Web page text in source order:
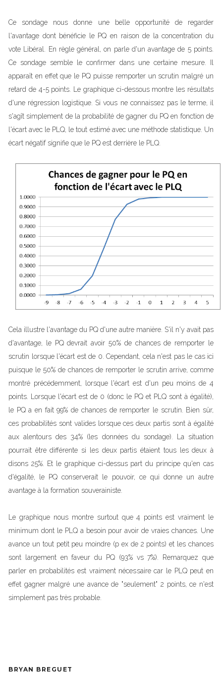
Ce sondage nous donne une belle opportunité de regarder
l'avantage dont bénéficie le PQ en raison de la concentration du
vote Libéral. En règle général, on parle d'un avantage de 5 points.
Ce sondage semble le confirmer dans une certaine mesure. Il
apparaît en effet que le PQ puisse remporter un scrutin malgré un
retard de 4-5 points. Le graphique ci-dessous montre les résultats
d'une régression logistique. Si vous ne connaissez pas le terme, il
s'agît simplement de la probabilité de gagner du PQ en fonction de
l'écart avec le PLQ, le tout estimé avec une méthode statistique. Un
écart négatif signifie que le PQ est derrière le PLQ.
Cela illustre l'avantage du PQ d'une autre manière. S'il n'y avait pas
d'avantage, le PQ devrait avoir 50% de chances de remporter le
scrutin lorsque l'écart est de 0. Cependant, cela n'est pas le cas ici
puisque le 50% de chances de remporter le scrutin arrive, comme
montré précédemment, lorsque l'écart est d'un peu moins de 4
points. Lorsque l'écart est de 0 (donc le PQ et PLQ sont à égalité),
le PQ a en fait 99% de chances de remporter le scrutin. Bien sûr,
ces probabilités sont valides lorsque ces deux partis sont à égalité
aux alentours des 34% (les données du sondage). La situation
pourrait être différente si les deux partis étaient tous les deux à
disons 25%. Et le graphique ci-dessus part du principe qu'en cas
d'égalité, le PQ conserverait le pouvoir, ce qui donne un autre
avantage à la formation souverainiste.
Le graphique nous montre surtout que 4 points est vraiment le
minimum dont le PLQ a besoin pour avoir de vraies chances. Une
avance un tout petit peu moindre (p ex de 2 points) et les chances
sont largement en faveur du PQ (93% vs 7%). Remarquez que
parler en probabilités est vraiment nécessaire car le PLQ peut en
effet gagner malgré une avance de "seulement" 2 points, ce n'est
simplement pas très probable.
BRYAN BREGUET